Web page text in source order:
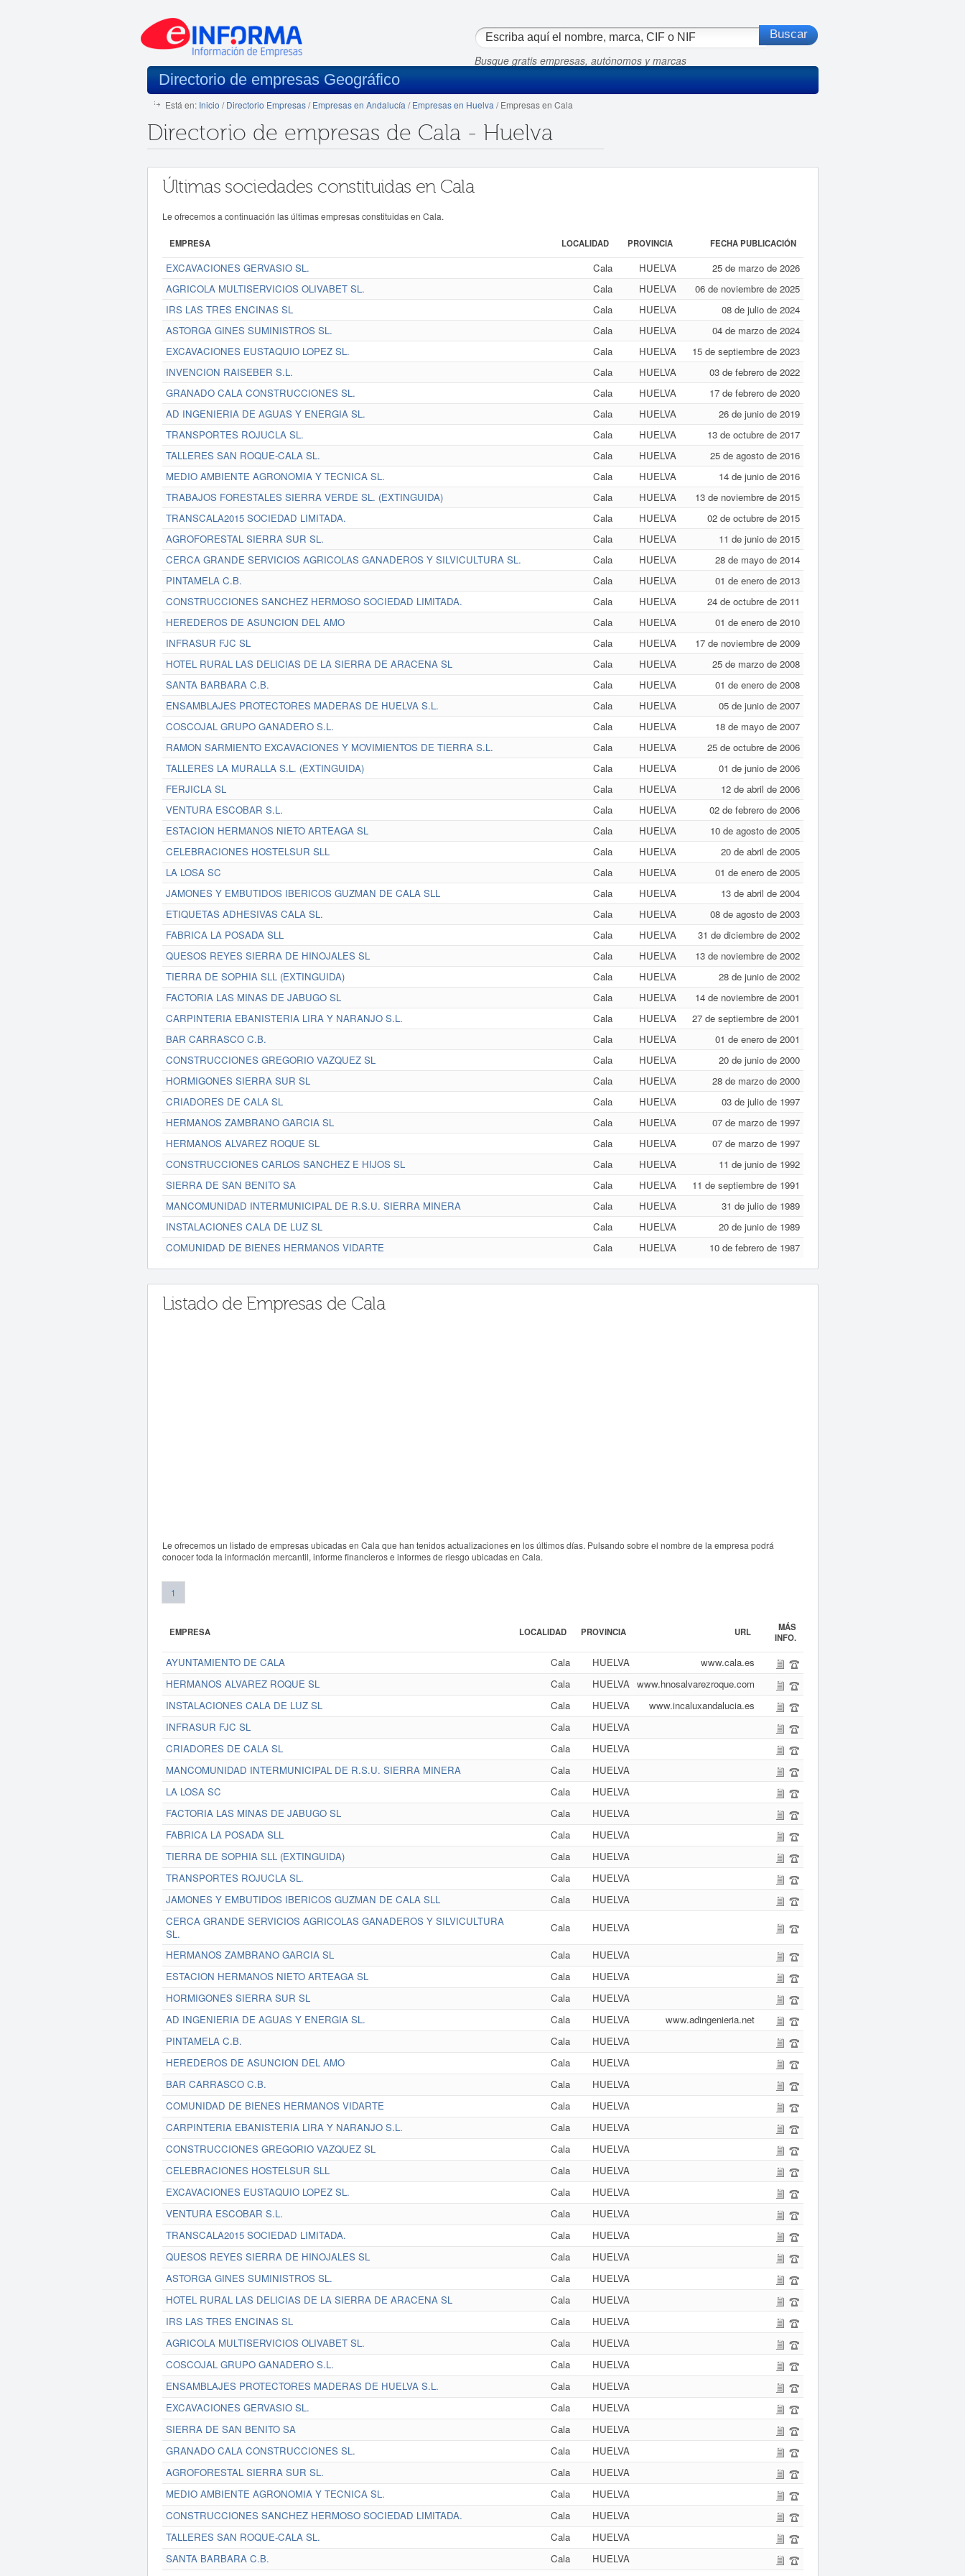
Busque gratis empresas, autónomos y marcas
Directorio de empresas Geográfico
Está en: Inicio /Directorio Empresas/Empresas en Andalucía /Empresas en Huelva / Empresas en Cala
Directorio de empresas de Cala - Huelva
Últimas sociedades constituidas en Cala
Le ofrecemos a continuación las últimas empresas constituidas en Cala.
EMPRESA LOCALIDAD PROVINCIA FECHA PUBLICACIÓN
EXCAVACIONES GERVASIO SL. Cala HUELVA
25 de marzo de 2026
AGRICOLA MULTISERVICIOS OLIVABET SL.
Cala HUELVA
06 de noviembre de 2025
IRS LAS TRES ENCINAS SL
Cala HUELVA
08 de julio de 2024
ASTORGA GINES SUMINISTROS SL.
Cala HUELVA
04 de marzo de 2024
EXCAVACIONES EUSTAQUIO LOPEZ SL.
Cala HUELVA
15 de septiembre de 2023
INVENCION RAISEBER S.L.
Cala HUELVA
03 de febrero de 2022
GRANADO CALA CONSTRUCCIONES SL.
Cala HUELVA
17 de febrero de 2020
AD INGENIERIA DE AGUAS Y ENERGIA SL.
Cala HUELVA
26 de junio de 2019
TRANSPORTES ROJUCLA SL.
Cala HUELVA
13 de octubre de 2017
TALLERES SAN ROQUE-CALA SL.
Cala HUELVA
25 de agosto de 2016
MEDIO AMBIENTE AGRONOMIA Y TECNICA SL.
Cala HUELVA
14 de junio de 2016
TRABAJOS FORESTALES SIERRA VERDE SL. (EXTINGUIDA)
Cala HUELVA
13 de noviembre de 2015
TRANSCALA2015 SOCIEDAD LIMITADA.
Cala HUELVA
02 de octubre de 2015
AGROFORESTAL SIERRA SUR SL.
Cala HUELVA
11 de junio de 2015
CERCA GRANDE SERVICIOS AGRICOLAS GANADEROS Y SILVICULTURA SL.
Cala HUELVA
28 de mayo de 2014
PINTAMELA C.B.
Cala HUELVA
01 de enero de 2013
CONSTRUCCIONES SANCHEZ HERMOSO SOCIEDAD LIMITADA.
Cala HUELVA
24 de octubre de 2011
HEREDEROS DE ASUNCION DEL AMO
Cala HUELVA
01 de enero de 2010
INFRASUR FJC SL
Cala HUELVA
17 de noviembre de 2009
HOTEL RURAL LAS DELICIAS DE LA SIERRA DE ARACENA SL
Cala HUELVA
25 de marzo de 2008
SANTA BARBARA C.B.
Cala HUELVA
01 de enero de 2008
ENSAMBLAJES PROTECTORES MADERAS DE HUELVA S.L.
Cala HUELVA
05 de junio de 2007
COSCOJAL GRUPO GANADERO S.L.
Cala HUELVA
18 de mayo de 2007
RAMON SARMIENTO EXCAVACIONES Y MOVIMIENTOS DE TIERRA S.L.
Cala HUELVA
25 de octubre de 2006
TALLERES LA MURALLA S.L. (EXTINGUIDA)
Cala HUELVA
01 de junio de 2006
FERJICLA SL
Cala HUELVA
12 de abril de 2006
VENTURA ESCOBAR S.L.
Cala HUELVA
02 de febrero de 2006
ESTACION HERMANOS NIETO ARTEAGA SL
Cala HUELVA
10 de agosto de 2005
CELEBRACIONES HOSTELSUR SLL
Cala HUELVA
20 de abril de 2005
LA LOSA SC
Cala HUELVA
01 de enero de 2005
JAMONES Y EMBUTIDOS IBERICOS GUZMAN DE CALA SLL
Cala HUELVA
13 de abril de 2004
ETIQUETAS ADHESIVAS CALA SL.
Cala HUELVA
08 de agosto de 2003
FABRICA LA POSADA SLL
Cala HUELVA
31 de diciembre de 2002
QUESOS REYES SIERRA DE HINOJALES SL
Cala HUELVA
13 de noviembre de 2002
TIERRA DE SOPHIA SLL (EXTINGUIDA)
Cala HUELVA
28 de junio de 2002
FACTORIA LAS MINAS DE JABUGO SL
Cala HUELVA
14 de noviembre de 2001
CARPINTERIA EBANISTERIA LIRA Y NARANJO S.L.
Cala HUELVA
27 de septiembre de 2001
BAR CARRASCO C.B.
Cala HUELVA
01 de enero de 2001
CONSTRUCCIONES GREGORIO VAZQUEZ SL
Cala HUELVA
20 de junio de 2000
HORMIGONES SIERRA SUR SL
Cala HUELVA
28 de marzo de 2000
CRIADORES DE CALA SL
Cala HUELVA
03 de julio de 1997
HERMANOS ZAMBRANO GARCIA SL
Cala HUELVA
07 de marzo de 1997
HERMANOS ALVAREZ ROQUE SL
Cala HUELVA
07 de marzo de 1997
CONSTRUCCIONES CARLOS SANCHEZ E HIJOS SL
Cala HUELVA
11 de junio de 1992
SIERRA DE SAN BENITO SA
Cala HUELVA
11 de septiembre de 1991
MANCOMUNIDAD INTERMUNICIPAL DE R.S.U. SIERRA MINERA
Cala HUELVA
31 de julio de 1989
INSTALACIONES CALA DE LUZ SL
Cala HUELVA
20 de junio de 1989
COMUNIDAD DE BIENES HERMANOS VIDARTE
Cala HUELVA 10 de febrero de 1987
Listado de Empresas de Cala
Le ofrecemos un listado de empresas ubicadas en Cala que han tenidos actualizaciones en los últimos días. Pulsando sobre el nombre de la empresa podrá
conocer toda la información mercantil, informe financieros e informes de riesgo ubicadas en Cala.
1
EMPRESA LOCALIDAD PROVINCIA URL
MÁS
INFO.
AYUNTAMIENTO DE CALA Cala HUELVA
www.cala.es
HERMANOS ALVAREZ ROQUE SL
Cala HUELVA www.hnosalvarezroque.com
INSTALACIONES CALA DE LUZ SL
Cala HUELVA
www.incaluxandalucia.es
INFRASUR FJC SL
Cala
HUELVA
CRIADORES DE CALA SL
Cala
HUELVA
MANCOMUNIDAD INTERMUNICIPAL DE R.S.U. SIERRA MINERA
Cala
HUELVA
LA LOSA SC
Cala
HUELVA
FACTORIA LAS MINAS DE JABUGO SL
Cala
HUELVA
FABRICA LA POSADA SLL
Cala
HUELVA
TIERRA DE SOPHIA SLL (EXTINGUIDA)
Cala
HUELVA
TRANSPORTES ROJUCLA SL.
Cala
HUELVA
JAMONES Y EMBUTIDOS IBERICOS GUZMAN DE CALA SLL
Cala
HUELVA
CERCA GRANDE SERVICIOS AGRICOLAS GANADEROS Y SILVICULTURA
SL.
Cala
HUELVA
HERMANOS ZAMBRANO GARCIA SL
Cala
HUELVA
ESTACION HERMANOS NIETO ARTEAGA SL
Cala
HUELVA
HORMIGONES SIERRA SUR SL
Cala
HUELVA
AD INGENIERIA DE AGUAS Y ENERGIA SL.
Cala HUELVA
www.adingenieria.net
PINTAMELA C.B.
Cala
HUELVA
HEREDEROS DE ASUNCION DEL AMO
Cala
HUELVA
BAR CARRASCO C.B.
Cala
HUELVA
COMUNIDAD DE BIENES HERMANOS VIDARTE
Cala
HUELVA
CARPINTERIA EBANISTERIA LIRA Y NARANJO S.L.
Cala
HUELVA
CONSTRUCCIONES GREGORIO VAZQUEZ SL
Cala
HUELVA
CELEBRACIONES HOSTELSUR SLL
Cala
HUELVA
EXCAVACIONES EUSTAQUIO LOPEZ SL.
Cala
HUELVA
VENTURA ESCOBAR S.L.
Cala
HUELVA
TRANSCALA2015 SOCIEDAD LIMITADA.
Cala
HUELVA
QUESOS REYES SIERRA DE HINOJALES SL
Cala
HUELVA
ASTORGA GINES SUMINISTROS SL.
Cala
HUELVA
HOTEL RURAL LAS DELICIAS DE LA SIERRA DE ARACENA SL
Cala
HUELVA
IRS LAS TRES ENCINAS SL
Cala
HUELVA
AGRICOLA MULTISERVICIOS OLIVABET SL.
Cala
HUELVA
COSCOJAL GRUPO GANADERO S.L.
Cala
HUELVA
ENSAMBLAJES PROTECTORES MADERAS DE HUELVA S.L.
Cala
HUELVA
EXCAVACIONES GERVASIO SL.
Cala
HUELVA
SIERRA DE SAN BENITO SA
Cala
HUELVA
GRANADO CALA CONSTRUCCIONES SL.
Cala
HUELVA
AGROFORESTAL SIERRA SUR SL.
Cala
HUELVA
MEDIO AMBIENTE AGRONOMIA Y TECNICA SL.
Cala
HUELVA
CONSTRUCCIONES SANCHEZ HERMOSO SOCIEDAD LIMITADA.
Cala
HUELVA
TALLERES SAN ROQUE-CALA SL.
Cala
HUELVA
SANTA BARBARA C.B.
Cala
HUELVA